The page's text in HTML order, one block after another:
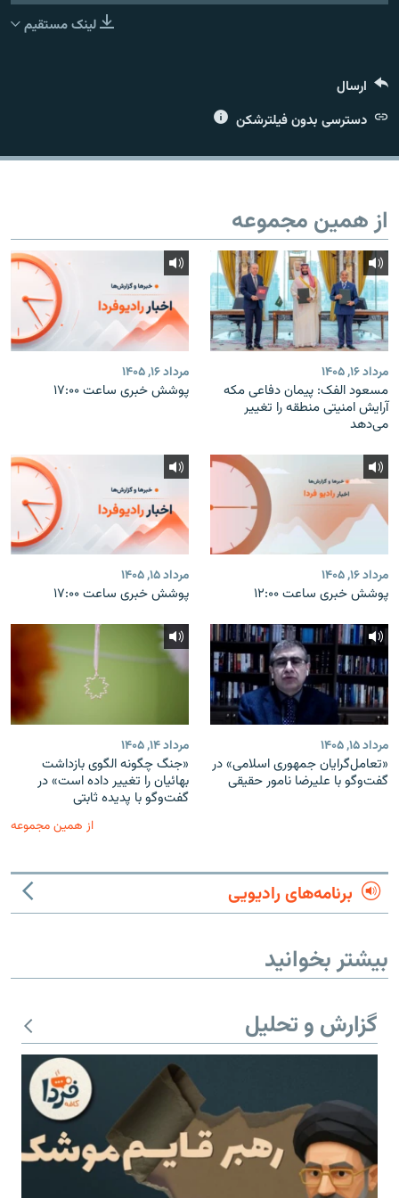
لینک مستقیم
ارسال
دسترسی بدون فیلترشکن
از همین مجموعه
مرداد ۱۶, ۱۴۰۵
مسعود الفک: پیمان دفاعی مکه
آرایش امنیتی منطقه را تغییر
می‌دهد
مرداد ۱۶, ۱۴۰۵
پوشش خبری ساعت ۱۷:۰۰
مرداد ۱۶, ۱۴۰۵
پوشش خبری ساعت ۱۲:۰۰
مرداد ۱۵, ۱۴۰۵
پوشش خبری ساعت ۱۷:۰۰
مرداد ۱۵, ۱۴۰۵
«تعامل‌گرایان جمهوری اسلامی» در
گفت‌وگو با علیرضا نامور حقیقی
مرداد ۱۴, ۱۴۰۵
«جنگ چگونه الگوی بازداشت
بهائیان را تغییر داده است» در
گفت‌وگو با پدیده ثابتی
از همین مجموعه
برنامه‌های رادیویی
بیشتر بخوانید
گزارش و تحلیل